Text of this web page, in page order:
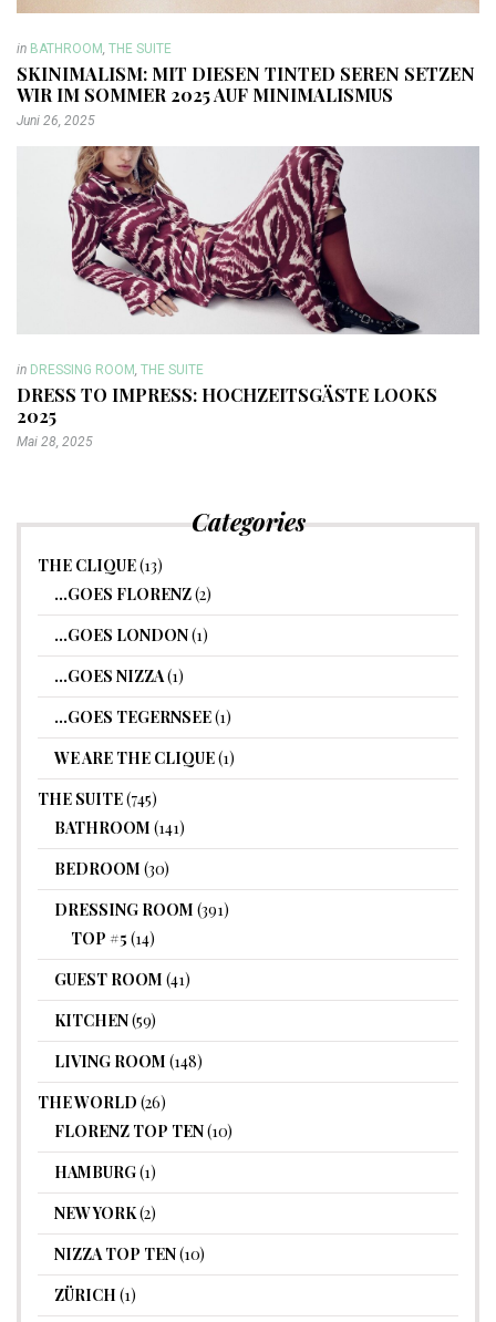
in BATHROOM, THE SUITE
SKINIMALISM: MIT DIESEN TINTED SEREN SETZEN
WIR IM SOMMER 2025 AUF MINIMALISMUS
Juni 26, 2025
in DRESSING ROOM, THE SUITE
DRESS TO IMPRESS: HOCHZEITSGÄSTE LOOKS
2025
Mai 28, 2025
Categories
THE CLIQUE(13)
…GOES FLORENZ(2)
…GOES LONDON(1)
…GOES NIZZA(1)
…GOES TEGERNSEE(1)
WE ARE THE CLIQUE(1)
THE SUITE(745)
BATHROOM (141)
BEDROOM (30)
DRESSING ROOM (391)
TOP #5 (14)
GUEST ROOM (41)
KITCHEN(59)
LIVING ROOM (148)
THE WORLD (26)
FLORENZ TOP TEN(10)
HAMBURG(1)
NEW YORK(2)
NIZZA TOP TEN(10)
ZÜRICH (1)